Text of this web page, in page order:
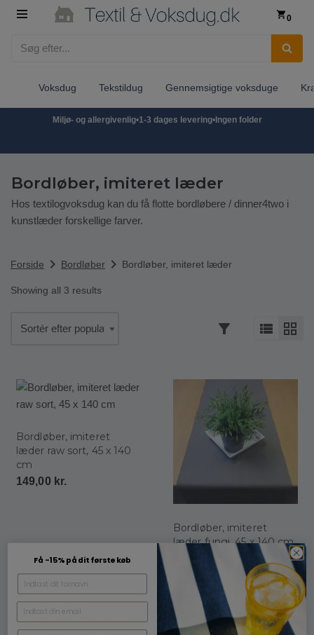
0
Voksdug Tekstildug Gennemsigtige voksduge
Miljø- og allergivenlig•1-3 dages levering•Ingen folder
Bordløber, imiteret læder
Hos textilogvoksdug kan du få flotte bordløbere / dinner4two i
kunstlæder forskellige farver.
Forside chevron_right Bordløber chevron_right Bordløber, imiteret læder
Showing all 3 results
Bordløber, imiteret
læder raw sort, 45 x 140
cm
149,00 kr.
Bordløber, imiteret
læder fungi, 45 x 140 cm
149,00 kr.
Få -15% på dit første køb